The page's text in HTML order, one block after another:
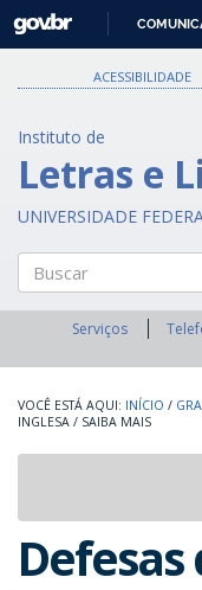
GOVBR
ACESSIBILIDADE
Instituto de
Letras e
UNIVERSIDADE
Buscar
Serviços
INÍCIO /
INGLESA / SAIBA MAIS
Defesas